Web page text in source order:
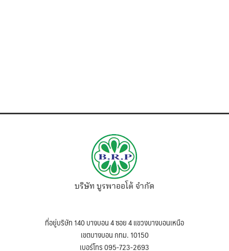
บริษัท บูรพาออโต้ จำกัด
ที่อยู่บริษัท 140 บางบอน 4 ซอย 4 แขวงบางบอนเหนือ
เขตบางบอน กทม. 10150
เบอร์โทร 095-723-2693